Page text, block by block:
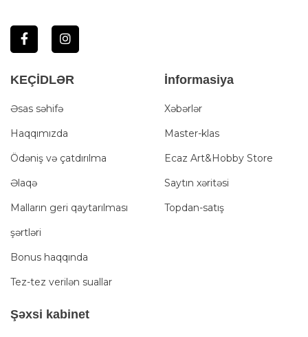
KEÇİDLƏR
Əsas səhifə
Haqqımızda
Ödəniş və çatdırılma
Əlaqə
Malların geri qaytarılması
şərtləri
Bonus haqqında
Tez-tez verilən suallar
İnformasiya
Xəbərlər
Master-klas
Ecaz Art&Hobby Store
Saytın xəritəsi
Topdan-satış
Şәxsi kabinet